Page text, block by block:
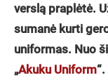
verslą praplėtė.
sumanė kurti
uniformas. Nuo
„Akuku Uniform“.